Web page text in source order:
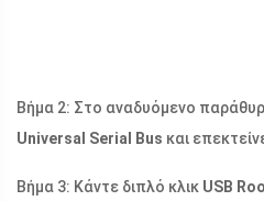
Βήμα 2: Στο αναδυόμενο
Universal Serial Bus και
Βήμα 3: Κάντε διπλό κλικ USB